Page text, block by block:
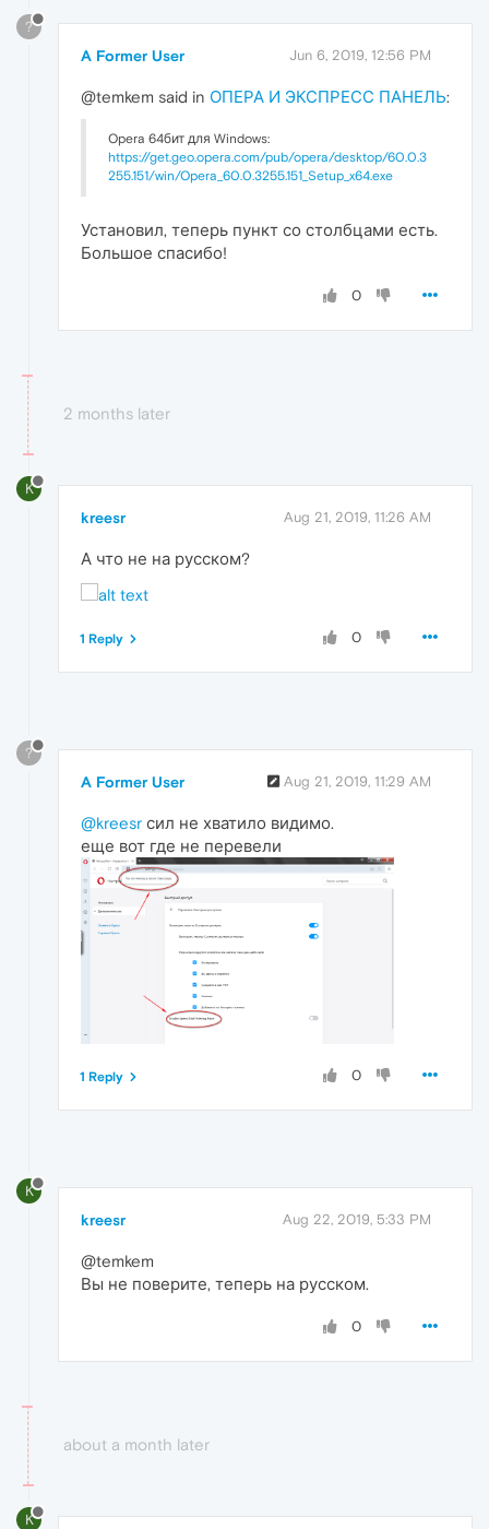
?
A Former User Jun 6, 2019, 12:56 PM
@temkem said in ОПЕРА И ЭКСПРЕСС ПАНЕЛЬ:
Opera 64бит для Windows:
https://get.geo.opera.com/pub/opera/desktop/60.0.3
255.151/win/Opera_60.0.3255.151_Setup_x64.exe
Установил, теперь пункт со столбцами есть.
Большое спасибо!
0
2 months later
K
kreesr Aug 21, 2019, 11:26 AM
А что не на русском?
0
1 Reply
?
A Former User Aug 21, 2019, 11:29 AM
@kreesr сил не хватило видимо.
еще вот где не перевели
0
1 Reply
K
kreesr Aug 22, 2019, 5:33 PM
@temkem
Вы не поверите, теперь на русском.
0
about a month later
K